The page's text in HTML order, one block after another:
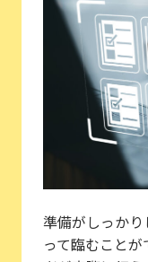
準備がしっか
って臨むこと